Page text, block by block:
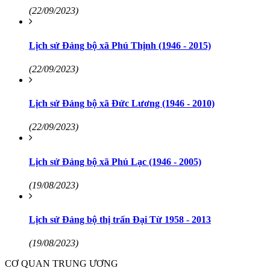
(22/09/2023)
Lịch sử Đảng bộ xã Phú Thịnh (1946 - 2015)
(22/09/2023)
Lịch sử Đảng bộ xã Đức Lương (1946 - 2010)
(22/09/2023)
Lịch sử Đảng bộ xã Phú Lạc (1946 - 2005)
(19/08/2023)
Lịch sử Đảng bộ thị trấn Đại Từ 1958 - 2013
(19/08/2023)
CƠ QUAN TRUNG ƯƠNG